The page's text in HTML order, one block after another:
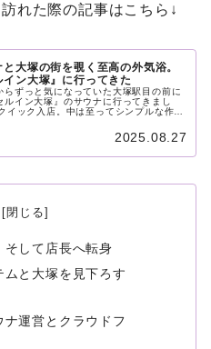
れた際の記事はこちら↓
大塚の街を覗く至高の外気浴。
イン大塚』に行ってきた
らずっと気になっていた大塚駅目の前に
ルイン大塚』のサウナに行ってきまし
イック入店。中は至ってシンプルな作り
ャワーで汗を流したら水風呂に入水。そ
の街を見下ろす外気浴へ。これが最高の
2025.08.27
して店長へ転身
と大塚を見下ろす
ナ運営とクラウドフ